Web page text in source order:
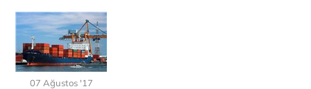
07 Ağustos '17